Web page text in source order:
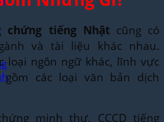
chứng tiếng Nhậtcũng có
và tài liệu khác nhau.
loại ngôn ngữ khác, lĩnh vực
các loại văn bản dịch
minh thư, CCCD tiếng